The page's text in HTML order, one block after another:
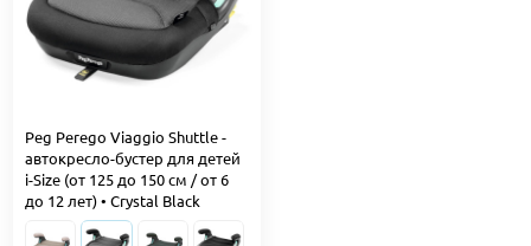
Peg Perego Viaggio Shuttle -
автокресло-бустер для детей
i-Size (от 125 до 150 см / от 6
до 12 лет) • Crystal Black